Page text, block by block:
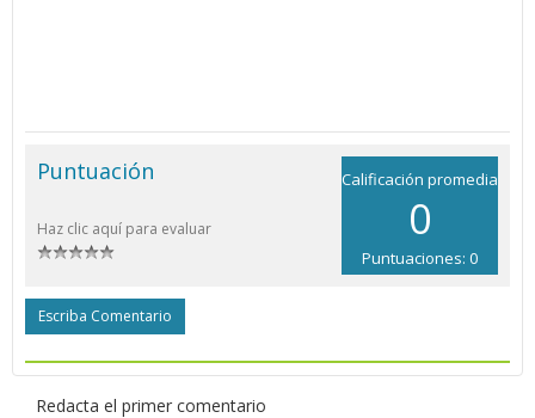
Calificación promedia
0
Puntuaciones: 0
Puntuación
Haz clic aquí para evaluar
Escriba Comentario
Redacta el primer comentario